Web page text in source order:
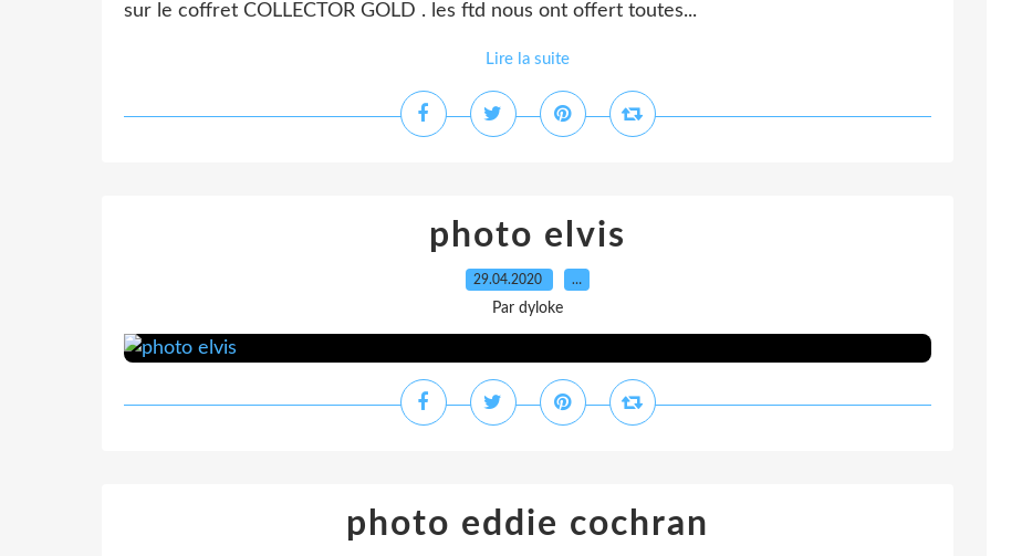
sur le coffret COLLECTOR GOLD . les ftd nous ont offert toutes...
Lire la suite
photo elvis
29.04.2020 …
Par dyloke
photo eddie cochran